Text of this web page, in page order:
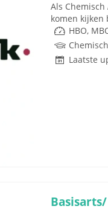
Als
komen kijken
HBO,
Laatste